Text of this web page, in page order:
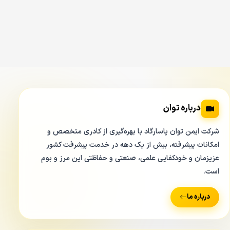
درباره نحوه پوشش دهی در لنز
داهوا
پوشش دهی در فاصله کانوی ۲/۷ میلی متر بوده و در حدود ۱۲۴
درباره توان
شرکت ایمن توان پاسارگاد با بهره‌گیری از کادری متخصص و
امکانات پیشرفته، بیش از یک دهه در خدمت پیشرفت کشور
عزیزمان و خودکفایی علمی، صنعتی و حفاظتی این مرز و بوم
است.
درباره ما